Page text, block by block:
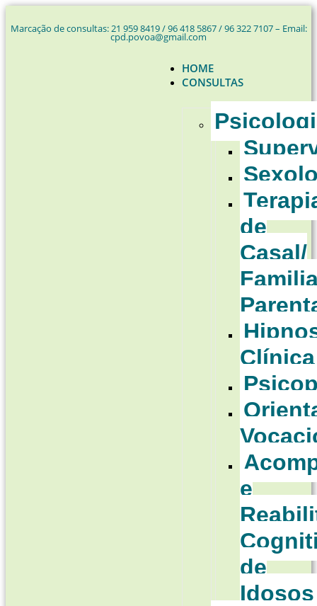
Marcação de consultas: 21 959 8419 / 96 418 5867 / 96 322 7107 – Email:
cpd.povoa@gmail.com
HOME
CONSULTAS
de
Casal/
Clínica
e
de
Idosos